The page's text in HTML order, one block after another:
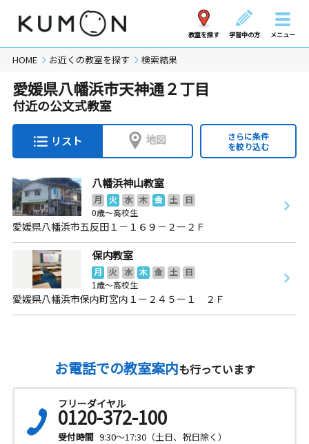
教室を探す 学習中の方 メニュー
HOME お近くの教室を探す 検索結果
愛媛県八幡浜市天神通２丁目
付近の公文式教室
リスト 地図
さらに条件
を絞り込む
八幡浜神山教室
月 火 水 木 金 土
日
0歳～高校生
愛媛県八幡浜市五反田１－１６９－２ー２Ｆ
保内教室
月 火 水 木 金 土
日
1歳～高校生
愛媛県八幡浜市保内町宮内１ー２４５ー１ ２Ｆ
お電話での教室案内も行っています
フリーダイヤル
0120-372-100
受付時間 9:30～17:30（土日、祝日除く）